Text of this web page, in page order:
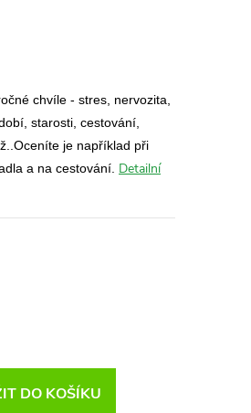
chvíle - stres, nervozita,
starosti, cestování,
je například při
a na cestování. Detailní
DO KOŠÍKU